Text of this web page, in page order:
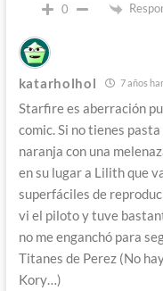
0
katarholhol 7 años
Starfire es aberración
comic. Si no tienes
naranja con una
en su lugar a Lilith que
superfáciles de
vi el piloto y tuve
no me enganchó para
Titanes de Perez (No
Kory…)